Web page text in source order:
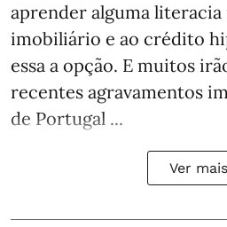
aprender alguma literacia
imobiliário e ao crédito
essa a opção. E muitos
recentes agravamentos
de Portugal ...
Ver mais